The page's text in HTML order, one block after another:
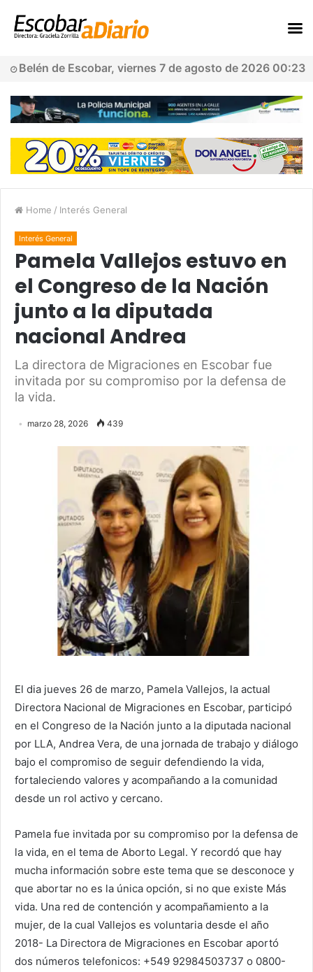
Belén de Escobar, viernes 7 de agosto de 2026 00:23
Home / Interés General
Interés General
Pamela Vallejos estuvo en
el Congreso de la Nación
junto a la diputada
nacional Andrea
La directora de Migraciones en Escobar fue
invitada por su compromiso por la defensa de
la vida.
marzo 28, 2026 439
El dia jueves 26 de marzo, Pamela Vallejos, la actual
Directora Nacional de Migraciones en Escobar, participó
en el Congreso de la Nación junto a la diputada nacional
por LLA, Andrea Vera, de una jornada de trabajo y diálogo
bajo el compromiso de seguir defendiendo la vida,
fortaleciendo valores y acompañando a la comunidad
desde un rol activo y cercano.
Pamela fue invitada por su compromiso por la defensa de
la vida, en el tema de Aborto Legal. Y recordó que hay
mucha información sobre este tema que se desconoce y
que abortar no es la única opción, si no que existe Más
vida. Una red de contención y acompañamiento a la
mujer, de la cual Vallejos es voluntaria desde el año
2018- La Directora de Migraciones en Escobar aportó
dos números telefonicos: +549 92984503737 o 0800-